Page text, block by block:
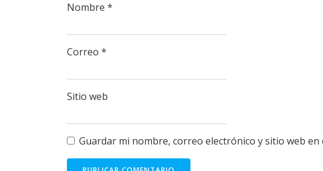
Nombre *
Correo *
Sitio web
Guardar mi nombre, correo electrónico y sitio web